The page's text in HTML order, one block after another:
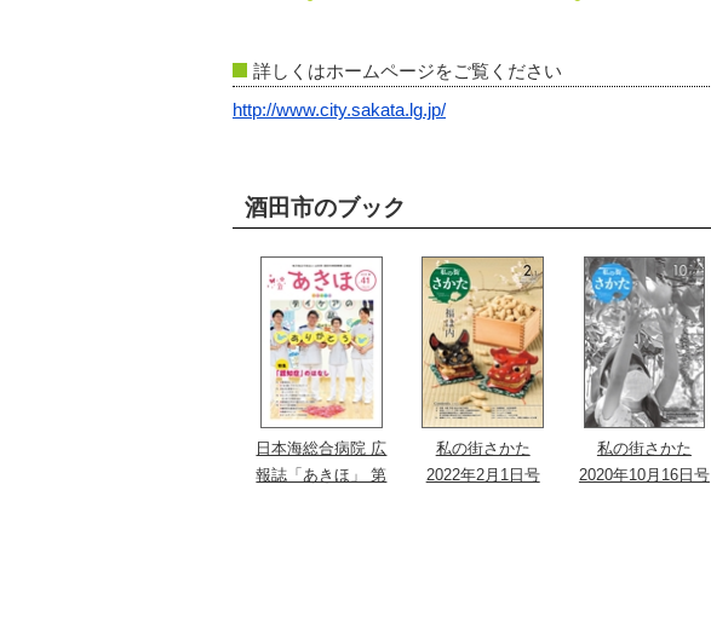
詳しくはホームページをご覧ください
http://www.city.sakata.lg.jp/
酒田市のブック
日本海総合病院 広
報誌「あきほ」 第
私の街さかた
2022年2月1日号
私の街さかた
2020年10月16日号